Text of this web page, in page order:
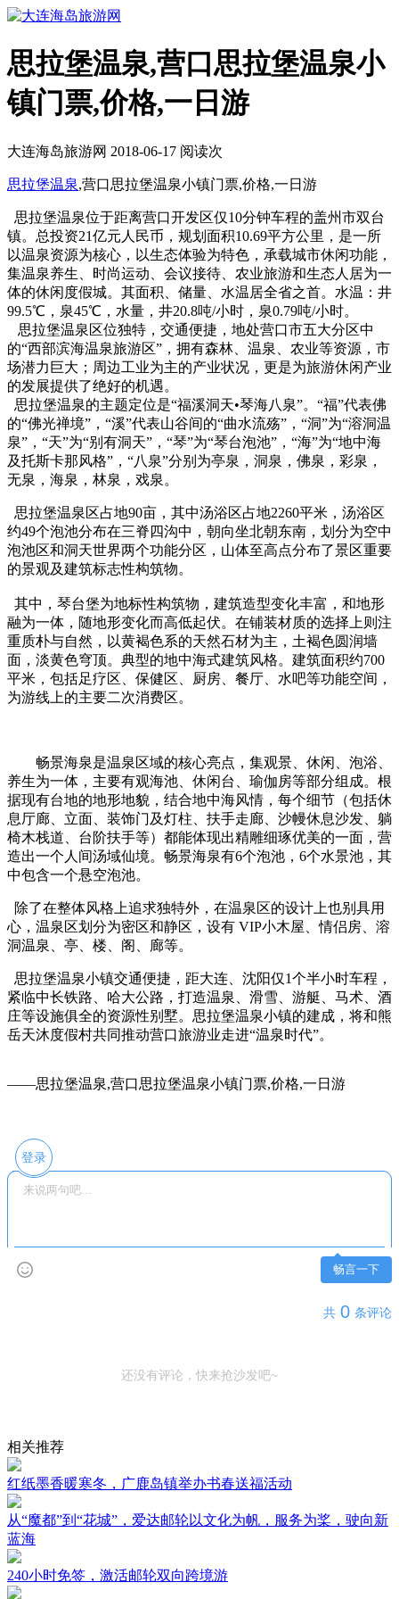
思拉堡温泉,营口思拉堡温泉小
镇门票,价格,一日游
大连海岛旅游网 2018-06-17 阅读次
思拉堡温泉,营口思拉堡温泉小镇门票,价格,一日游
思拉堡温泉位于距离营口开发区仅10分钟车程的盖州市双台
镇。总投资21亿元人民币，规划面积10.69平方公里，是一所
以温泉资源为核心，以生态体验为特色，承载城市休闲功能，
集温泉养生、时尚运动、会议接待、农业旅游和生态人居为一
体的休闲度假城。其面积、储量、水温居全省之首。水温：井
99.5℃，泉45℃，水量，井20.8吨/小时，泉0.79吨/小时。
思拉堡温泉区位独特，交通便捷，地处营口市五大分区中
的“西部滨海温泉旅游区”，拥有森林、温泉、农业等资源，市
场潜力巨大；周边工业为主的产业状况，更是为旅游休闲产业
的发展提供了绝好的机遇。
思拉堡温泉的主题定位是“福溪洞天•琴海八泉”。“福”代表佛
的“佛光禅境”，“溪”代表山谷间的“曲水流殇”，“洞”为“溶洞温
泉”，“天”为“别有洞天”，“琴”为“琴台泡池”，“海”为“地中海
及托斯卡那风格”，“八泉”分别为亭泉，洞泉，佛泉，彩泉，
无泉，海泉，林泉，戏泉。
思拉堡温泉区占地90亩，其中汤浴区占地2260平米，汤浴区
约49个泡池分布在三脊四沟中，朝向坐北朝东南，划分为空中
泡池区和洞天世界两个功能分区，山体至高点分布了景区重要
的景观及建筑标志性构筑物。
其中，琴台堡为地标性构筑物，建筑造型变化丰富，和地形
融为一体，随地形变化而高低起伏。在铺装材质的选择上则注
重质朴与自然，以黄褐色系的天然石材为主，土褐色圆润墙
面，淡黄色穹顶。典型的地中海式建筑风格。建筑面积约700
平米，包括足疗区、保健区、厨房、餐厅、水吧等功能空间，
为游线上的主要二次消费区。
畅景海泉是温泉区域的核心亮点，集观景、休闲、泡浴、
养生为一体，主要有观海池、休闲台、瑜伽房等部分组成。根
据现有台地的地形地貌，结合地中海风情，每个细节（包括休
息厅廊、立面、装饰门及灯柱、扶手走廊、沙幔休息沙发、躺
椅木栈道、台阶扶手等）都能体现出精雕细琢优美的一面，营
造出一个人间汤域仙境。畅景海泉有6个泡池，6个水景池，其
中包含一个悬空泡池。
除了在整体风格上追求独特外，在温泉区的设计上也别具用
心，温泉区划分为密区和静区，设有 VIP小木屋、情侣房、溶
洞温泉、亭、楼、阁、廊等。
思拉堡温泉小镇交通便捷，距大连、沈阳仅1个半小时车程，
紧临中长铁路、哈大公路，打造温泉、滑雪、游艇、马术、酒
庄等设施俱全的资源性别墅。思拉堡温泉小镇的建成，将和熊
岳天沐度假村共同推动营口旅游业走进“温泉时代”。
——思拉堡温泉,营口思拉堡温泉小镇门票,价格,一日游
登录
畅言一下
共 0 条评论
还没有评论，快来抢沙发吧~
相关推荐
红纸墨香暖寒冬，广鹿岛镇举办书春送福活动
从“魔都”到“花城”，爱达邮轮以文化为帆，服务为桨，驶向新
蓝海
240小时免签，激活邮轮双向跨境游